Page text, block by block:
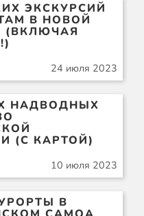
ЭКСКУРСИЙ
В НОВОЙ
(ВКЛЮЧАЯ
24 июля 2023
НАДВОДНЫХ
(С КАРТОЙ)
10 июля 2023
В